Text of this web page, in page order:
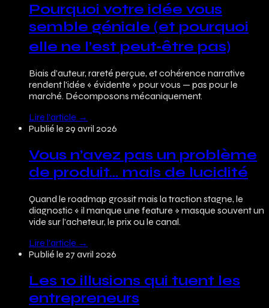
Pourquoi votre idée vous
semble géniale (et pourquoi
elle ne l’est peut‑être pas)
Biais d’auteur, rareté perçue, et cohérence narrative
rendent l’idée « évidente » pour vous — pas pour le
marché. Décomposons mécaniquement.
Lire l’article →
Publié le 29 avril 2026
Vous n’avez pas un problème
de produit… mais de lucidité
Quand le roadmap grossit mais la traction stagne, le
diagnostic « il manque une feature » masque souvent un
vide sur l’acheteur, le prix ou le canal.
Lire l’article →
Publié le 27 avril 2026
Les 10 illusions qui tuent les
entrepreneurs